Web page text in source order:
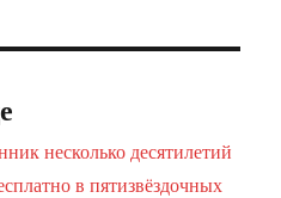
несколько десятилетий
в пятизвёздочных